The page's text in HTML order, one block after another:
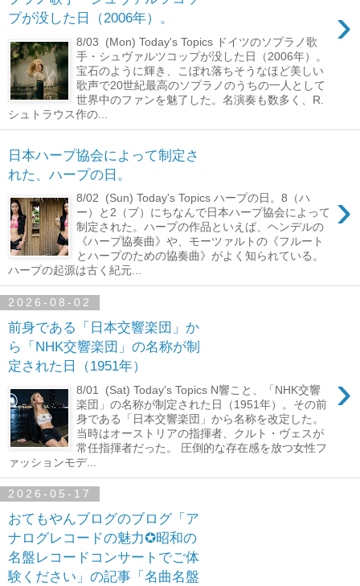
プが没した日（2006年）。
›
8/03 (Mon) Today's Topics ドイツのソプラノ歌
手・シュヴァルツコップが没した日（2006年）。
宝石のように輝き、こぼれ落ちそうなほど美しい
歌声で20世紀最高のソプラノのうちの一人として
世界中のファンを魅了した。名演奏も数多く、R.
シュトラウス作の...
日本ハープ協会によって制定さ
れた、ハープの日。
›
8/02 (Sun) Today's Topics ハープの日。8（ハ
ー）と2（プ）にちなんで日本ハープ協会によって
制定された。ハープの作品といえば、ヘンデルの
《ハープ協奏曲》や、モーツァルトの《フルート
とハープのための協奏曲》がよく知られている。
ハープの起源は古く紀元...
2026-08-02
前身である「日本交響楽団」か
ら「NHK交響楽団」の名称が制
定された日（1951年）
›
8/01 (Sat) Today's Topics N響こと、「NHK交響
楽団」の名称が制定された日（1951年）。その前
身である「日本交響楽団」から名称を改定した。
当時はオーストリアの指揮者、クルト・ヴェスが
常任指揮者だった。 圧倒的な存在感を放つ女性フ
ァッションモデ...
2026-05-17
おてもやんブログのブログ「ア
ナログレコードの魅力✪昭和の
名盤レコードコンサートでご体
験ください」の記事「名曲名盤